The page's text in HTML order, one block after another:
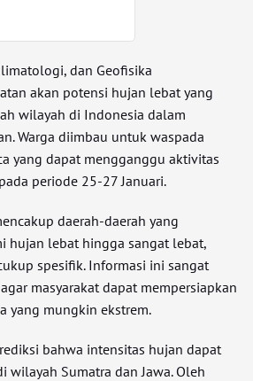
dan Geofisika
akan potensi hujan lebat yang
wilayah di Indonesia dalam
Warga diimbau untuk waspada
yang dapat mengganggu aktivitas
periode 25-27 Januari.
daerah-daerah yang
hujan lebat hingga sangat lebat,
spesifik. Informasi ini sangat
masyarakat dapat mempersiapkan
yang mungkin ekstrem.
bahwa intensitas hujan dapat
wilayah Sumatra dan Jawa. Oleh